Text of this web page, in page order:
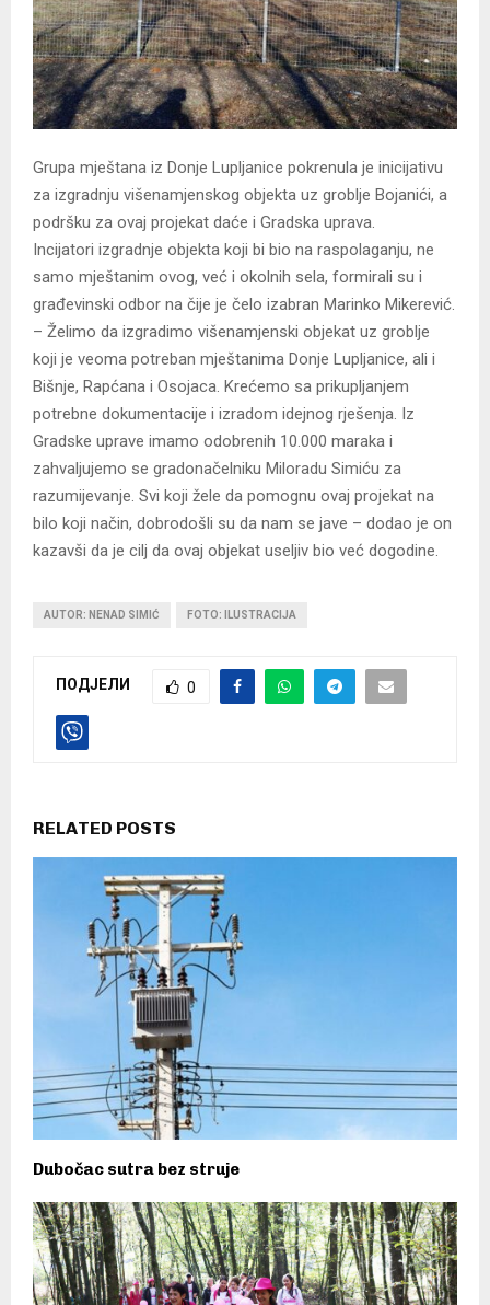
Grupa mještana iz Donje Lupljanice pokrenula je inicijativu
za izgradnju višenamjenskog objekta uz groblje Bojanići, a
podršku za ovaj projekat daće i Gradska uprava.
Incijatori izgradnje objekta koji bi bio na raspolaganju, ne
samo mještanim ovog, već i okolnih sela, formirali su i
građevinski odbor na čije je čelo izabran Marinko Mikerević.
– Želimo da izgradimo višenamjenski objekat uz groblje
koji je veoma potreban mještanima Donje Lupljanice, ali i
Bišnje, Rapćana i Osojaca. Krećemo sa prikupljanjem
potrebne dokumentacije i izradom idejnog rješenja. Iz
Gradske uprave imamo odobrenih 10.000 maraka i
zahvaljujemo se gradonačelniku Miloradu Simiću za
razumijevanje. Svi koji žele da pomognu ovaj projekat na
bilo koji način, dobrodošli su da nam se jave – dodao je on
kazavši da je cilj da ovaj objekat useljiv bio već dogodine.
AUTOR: NENAD SIMIĆ FOTO: ILUSTRACIJA
ПОДЈЕЛИ 0
RELATED POSTS
Dubočac sutra bez struje